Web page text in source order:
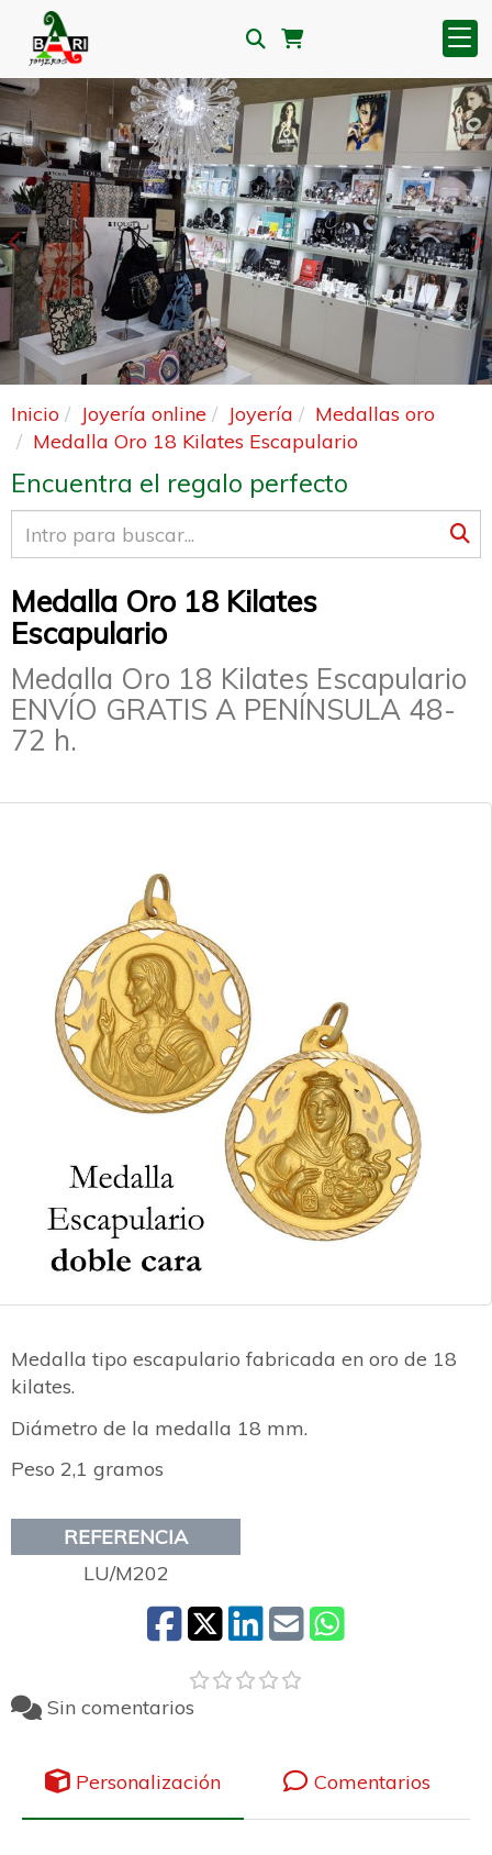
Anterior
Inicio Joyería online Joyería
Medallas oro
Medalla Oro 18 Kilates Escapulario
Encuentra el regalo perfecto
Medalla Oro 18 Kilates
Escapulario
Medalla Oro 18 Kilates Escapulario
ENVÍO GRATIS A PENÍNSULA 48-
72 h.
Medalla tipo escapulario fabricada en oro de 18
kilates.
Diámetro de la medalla 18 mm.
Peso 2,1 gramos
REFERENCIA
LU/M202
Sin comentarios
Personalización Comentarios